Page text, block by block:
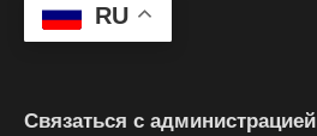
RU
Связаться с администрацией